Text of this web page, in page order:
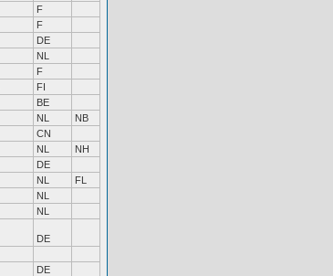
F
F
DE
NL
F
FI
BE
NL
NB
CN
NL
NH
DE
NL
FL
NL
NL
DE
DE